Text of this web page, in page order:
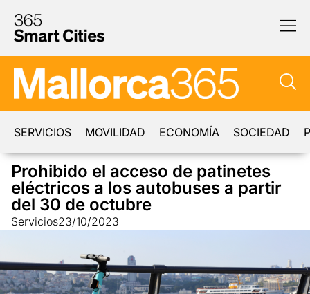
SERVICIOS MOVILIDAD ECONOMÍA SOCIEDAD
Prohibido el acceso de patinetes
eléctricos a los autobuses a partir
del 30 de octubre
Servicios23/10/2023